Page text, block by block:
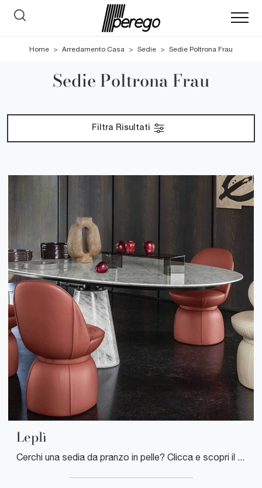
Home > Arredamento Casa > Sedie > Sedie Poltrona Frau
Sedie Poltrona Frau
Filtra Risultati
Leplì
Cerchi una sedia da pranzo in pelle? Clicca e scopri il modello Leplì di Poltrona Frau per completare i tuoi interni alla perfezione.